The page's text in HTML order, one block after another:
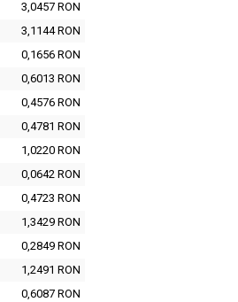
3,0457 RON
3,1144 RON
0,1656 RON
0,6013 RON
0,4576 RON
0,4781 RON
1,0220 RON
0,0642 RON
0,4723 RON
1,3429 RON
0,2849 RON
1,2491 RON
0,6087 RON